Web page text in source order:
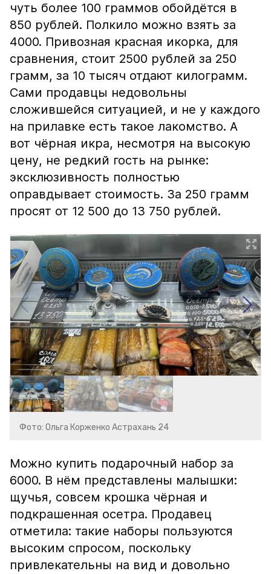
чуть более 100 граммов обойдётся в
850 рублей. Полкило можно взять за
4000. Привозная красная икорка, для
сравнения, стоит 2500 рублей за 250
грамм, за 10 тысяч отдают килограмм.
Сами продавцы недовольны
сложившейся ситуацией, и не у каждого
на прилавке есть такое лакомство. А
вот чёрная икра, несмотря на высокую
цену, не редкий гость на рынке:
эксклюзивность полностью
оправдывает стоимость. За 250 грамм
просят от 12 500 до 13 750 рублей.
Фото: Ольга Корженко Астрахань 24
Можно купить подарочный набор за
6000. В нём представлены малышки:
щучья, совсем крошка чёрная и
подкрашенная осетра. Продавец
отметила: такие наборы пользуются
высоким спросом, поскольку
привлекательны на вид и довольно